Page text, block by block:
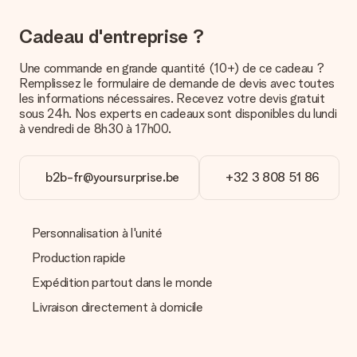
Paiement
Comment puis-je régler ma commande ?
Nous proposons les formes de paiement suivantes : Paypal,
carte bancaire ou par virement bancaire. Comptez un délai de
3 jours supplémentaires pour la livraison de votre cadeau en
cas de paiement par virement bancaire.
Réception du cadeau
Que puis-je faire si le cadeau ne me convient pas tout à
fait ?
Vous pouvez dans ce cas contacter notre service client qui
vous aidera à trouver une solution satisfaisante.
Nous n’envoyons pas de facture avec le cadeau. Nous vous
l’envoyons par e-mail avec la confirmation de commande. Vous
pouvez de même retrouver votre facture dans votre espace
Cadeau d'entreprise ?
Une commande en grande quantité (10+) de ce cadeau ?
Remplissez le formulaire de demande de devis avec toutes
les informations nécessaires. Recevez votre devis gratuit
sous 24h. Nos experts en cadeaux sont disponibles du lundi
à vendredi de 8h30 à 17h00.
b2b-fr@yoursurprise.be +32 3 808 51 86
Personnalisation à l'unité
Production rapide
Expédition partout dans le monde
Livraison directement à domicile